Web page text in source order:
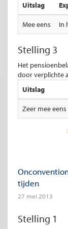
Uitslag
Mee eens In
Stelling 3
Het
door verplichte
Uitslag
Zeer mee eens
tijden
27 mei 2013
Stelling 1